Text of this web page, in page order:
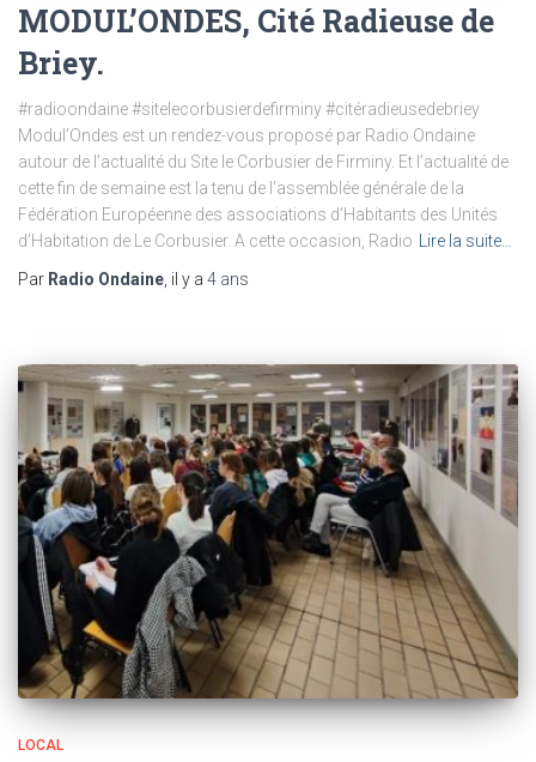
MODUL’ONDES, Cité Radieuse de
Briey.
#radioondaine #sitelecorbusierdefirminy #citéradieusedebriey
Modul’Ondes est un rendez-vous proposé par Radio Ondaine
autour de l’actualité du Site le Corbusier de Firminy. Et l’actualité de
cette fin de semaine est la tenu de l’assemblée générale de la
Fédération Européenne des associations d’Habitants des Unités
d’Habitation de Le Corbusier. A cette occasion, Radio Lire la suite…
Par Radio Ondaine, il y a 4 ans
LOCAL